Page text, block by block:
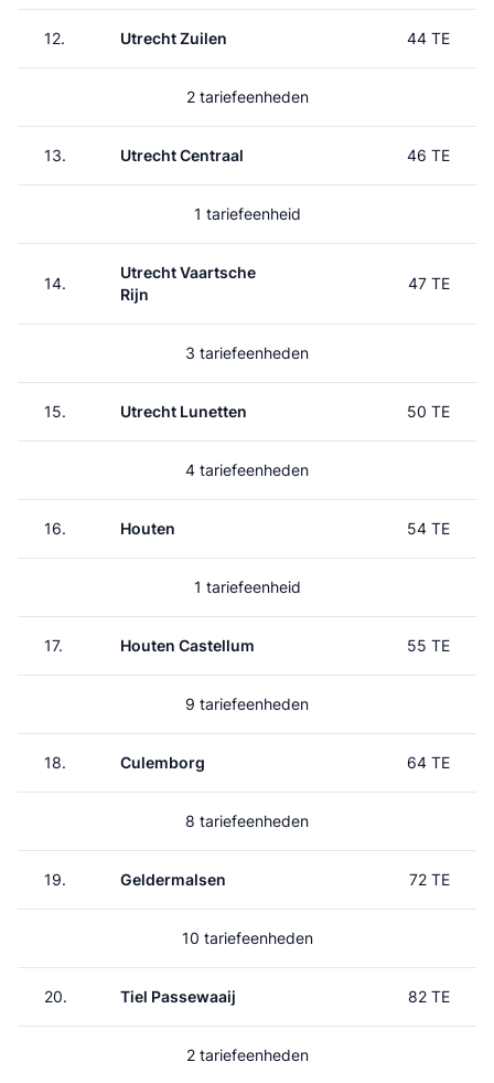
12. Utrecht Zuilen 44 TE
2 tariefeenheden
13. Utrecht Centraal 46 TE
1 tariefeenheid
14.
Utrecht Vaartsche
Rijn
47 TE
3 tariefeenheden
15. Utrecht Lunetten 50 TE
4 tariefeenheden
16. Houten 54 TE
1 tariefeenheid
17. Houten Castellum 55 TE
9 tariefeenheden
18. Culemborg 64 TE
8 tariefeenheden
19. Geldermalsen 72 TE
10 tariefeenheden
20. Tiel Passewaaij 82 TE
2 tariefeenheden